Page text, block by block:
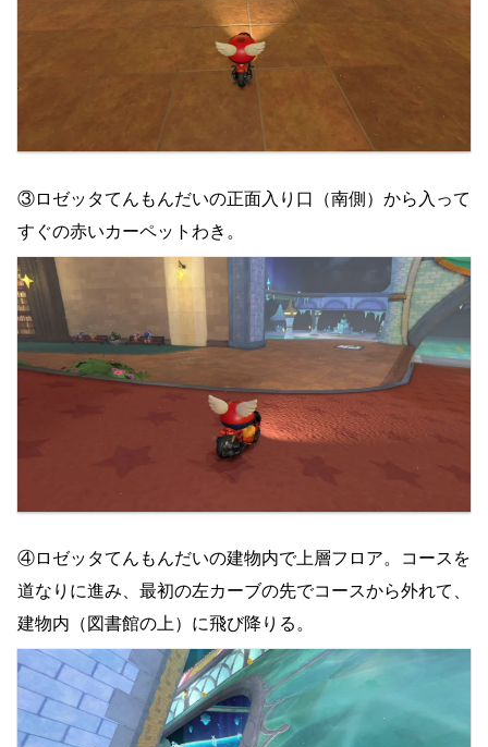
③ロゼッタてんもんだいの正面入り口（南側）から入って
すぐの赤いカーペットわき。
④ロゼッタてんもんだいの建物内で上層フロア。コースを
道なりに進み、最初の左カーブの先でコースから外れて、
建物内（図書館の上）に飛び降りる。